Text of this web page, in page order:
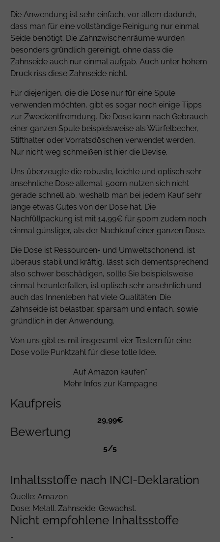
Die Anwendung ist sehr einfach, vor allem dadurch,
dass man für eine vollständige Reinigung nur einmal
Seide benötigt. Die Zahnzwischenräume wurden
besonders gründlich gereinigt, ohne dass die
Zahnseide auch nur einmal aufgab. Auch unter hohem
Druck riss diese Zahnseide nicht.
Für diejenigen, die die Dose nur für eine Spule
verwenden möchten, gibt es sogar noch einige Tipps
zur Zweckentfremdung. Die Dose kann nach Gebrauch
einer ganzen Spule beispielsweise als Würfelbecher,
Stifthalter oder Vorratsdöschen verwendet werden.
Nur nicht weg schmeißen ist hier die Devise.
Uns überzeugte die robuste, leichte und optisch sehr
ansehnliche Dose allemal. 500m nutzen sich nicht
gerade schnell ab, weshalb man bei jedem Kauf sehr
lange etwas Gutes von der Dose hat. Die
Nachfüllpackung ist mit 14,99€ für 500m zudem noch
einmal günstiger, als der Nachkauf einer ganzen Dose.
Die Dose ist Ressourcen- und Umweltschonend, ist
überaus stabil und kräftig, lässt sich dementsprechend
also schwer beschädigen, sollte Sie beispielsweise
einmal herunterfallen, ist optisch sehr ansehnlich und
auch das Innenleben hat viele Qualitäten. Die
Zahnseide ist belastbar, sparsam und einfach, sowie
gründlich in der Anwendung.
Von uns gibt es mit insgesamt vier Testern für eine
Dose volle Punktzahl für diese tolle Idee.
Auf Amazon kaufen*
Mehr Infos zur Kampagne
Kaufpreis
29,99€
Bewertung
5/5
Inhaltsstoffe nach INCI-Deklaration
Quelle: Amazon
Dose: Metall. Zahnseide: Gewachst.
Nicht empfohlene Inhaltsstoffe
-